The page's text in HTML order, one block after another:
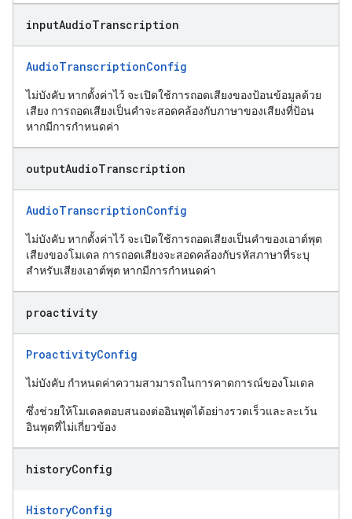
inputAudioTranscription
AudioTranscriptionConfig
ไม่บังคับ หากตั้งค่าไว้ จะเปิดใช้การถอดเสียงของป้อนข้อมูลด้วย
เสียง การถอดเสียงเป็นคำจะสอดคล้องกับภาษาของเสียงที่ป้อน
หากมีการกำหนดค่า
outputAudioTranscription
AudioTranscriptionConfig
ไม่บังคับ หากตั้งค่าไว้ จะเปิดใช้การถอดเสียงเป็นคำของเอาต์พุต
เสียงของโมเดล การถอดเสียงจะสอดคล้องกับรหัสภาษาที่ระบุ
สำหรับเสียงเอาต์พุต หากมีการกำหนดค่า
proactivity
ProactivityConfig
ไม่บังคับ กำหนดค่าความสามารถในการคาดการณ์ของโมเดล
ซึ่งช่วยให้โมเดลตอบสนองต่ออินพุตได้อย่างรวดเร็วและละเว้น
อินพุตที่ไม่เกี่ยวข้อง
historyConfig
HistoryConfig